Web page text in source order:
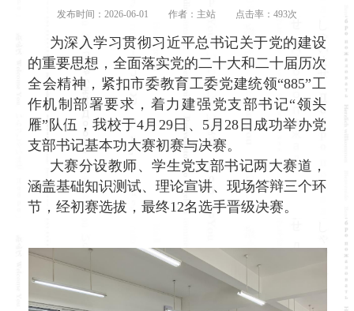
发布时间：2026-06-01 作者：主站 点击率： 493次
为深入学习贯彻习近平总书记关于党的建设
的重要思想，全面落实党的二十大和二十届历次
全会精神，紧扣市委教育工委党建统领“885”工
作机制部署要求，着力建强党支部书记“领头
雁”队伍，我校于4月29日、5月28日成功举办党
支部书记基本功大赛初赛与决赛。
大赛分设教师、学生党支部书记两大赛道，
涵盖基础知识测试、理论宣讲、现场答辩三个环
节，经初赛选拔，最终12名选手晋级决赛。